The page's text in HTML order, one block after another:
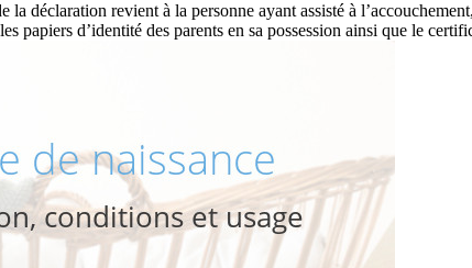
la déclaration revient à la personne ayant assisté à
papiers d’identité des parents en sa possession ainsi que le